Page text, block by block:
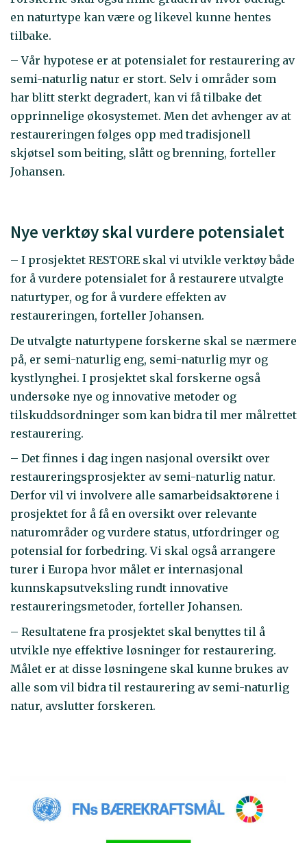
en naturtype kan være og likevel kunne hentes
tilbake.
– Vår hypotese er at potensialet for restaurering av
semi-naturlig natur er stort. Selv i områder som
har blitt sterkt degradert, kan vi få tilbake det
opprinnelige økosystemet. Men det avhenger av at
restaureringen følges opp med tradisjonell
skjøtsel som beiting, slått og brenning, forteller
Johansen.
Nye verktøy skal vurdere potensialet
– I prosjektet RESTORE skal vi utvikle verktøy både
for å vurdere potensialet for å restaurere utvalgte
naturtyper, og for å vurdere effekten av
restaureringen, forteller Johansen.
De utvalgte naturtypene forskerne skal se nærmere
på, er semi-naturlig eng, semi-naturlig myr og
kystlynghei. I prosjektet skal forskerne også
undersøke nye og innovative metoder og
tilskuddsordninger som kan bidra til mer målrettet
restaurering.
– Det finnes i dag ingen nasjonal oversikt over
restaureringsprosjekter av semi-naturlig natur.
Derfor vil vi involvere alle samarbeidsaktørene i
prosjektet for å få en oversikt over relevante
naturområder og vurdere status, utfordringer og
potensial for forbedring. Vi skal også arrangere
turer i Europa hvor målet er internasjonal
kunnskapsutveksling rundt innovative
restaureringsmetoder, forteller Johansen.
– Resultatene fra prosjektet skal benyttes til å
utvikle nye effektive løsninger for restaurering.
Målet er at disse løsningene skal kunne brukes av
alle som vil bidra til restaurering av semi-naturlig
natur, avslutter forskeren.